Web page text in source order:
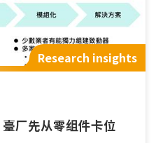
Research insights
厂先从零组件卡位